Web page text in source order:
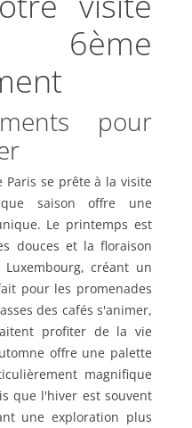
6ème
pour
Paris se prête à la visite
saison offre une
Le printemps est
douces et la floraison
créant un
pour les promenades
des cafés s'animer,
profiter de la vie
offre une palette
magnifique
que l'hiver est souvent
une exploration plus